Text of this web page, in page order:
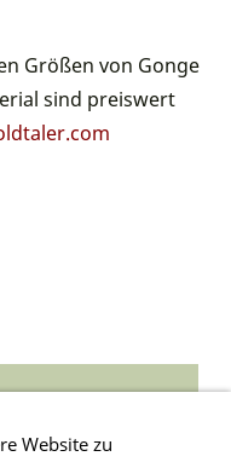
Größen von Gonge
sind preiswert
Website zu